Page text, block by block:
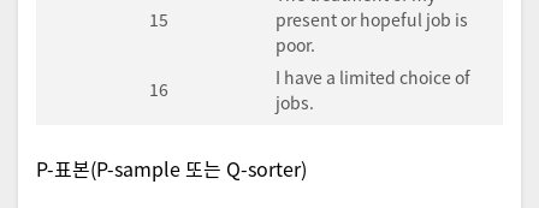
15
present or hopeful job is
poor.
16
I have a limited choice of
jobs.
P-표본(P-sample 또는 Q-sorter)